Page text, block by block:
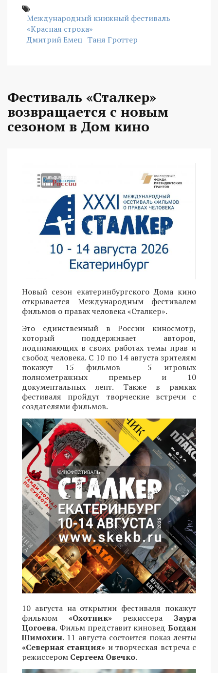
Международный книжный фестиваль
«Красная строка»
Дмитрий Емец Таня Гроттер
Фестиваль «Сталкер»
возвращается с новым
сезоном в Дом кино
Новый сезон екатеринбургского Дома кино
открывается Международным фестивалем
фильмов о правах человека «Сталкер».
Это единственный в России киносмотр,
который поддерживает авторов,
поднимающих в своих работах темы прав и
свобод человека. С 10 по 14 августа зрителям
покажут 15 фильмов - 5 игровых
полнометражных премьер и 10
документальных лент. Также в рамках
фестиваля пройдут творческие встречи с
создателями фильмов.
10 августа на открытии фестиваля покажут
фильмом «Охотник»режиссера Заура
Цогоева. Фильм представит киновед Богдан
Шимохин. 11 августа состоится показ ленты
«Северная станция» и творческая встреча с
режиссером Сергеем Овечко.